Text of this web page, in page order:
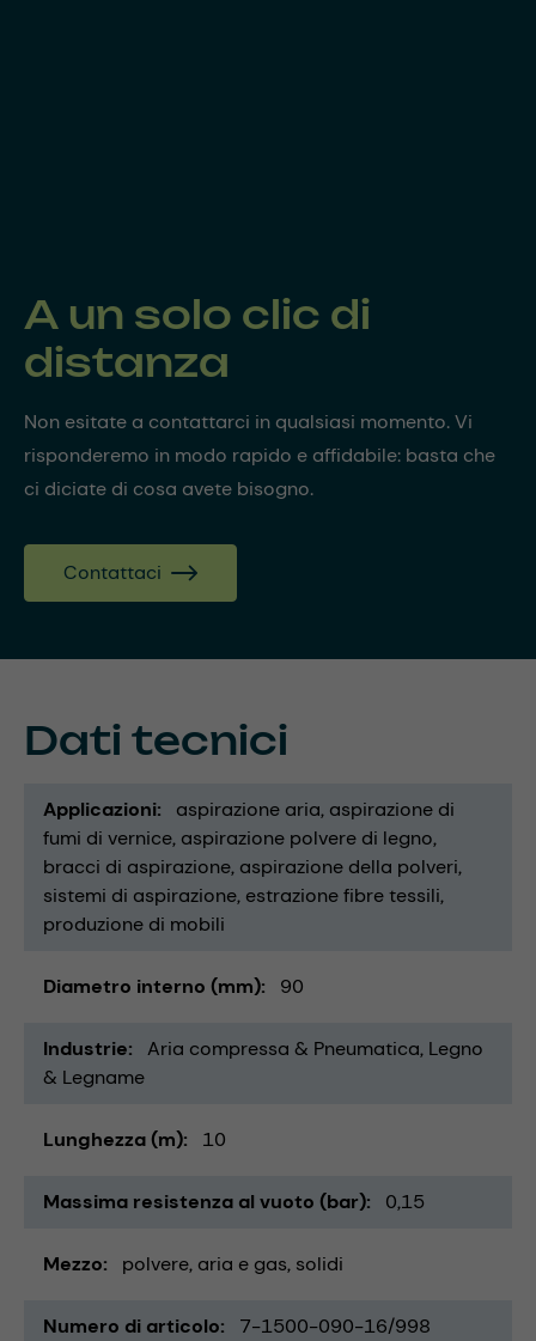
A un solo clic di
distanza
Non esitate a contattarci in qualsiasi momento. Vi
risponderemo in modo rapido e affidabile: basta che
ci diciate di cosa avete bisogno.
Contattaci
Dati tecnici
Applicazioni aspirazione aria aspirazione di
fumi di vernice aspirazione polvere di legno
bracci di aspirazione aspirazione della polveri
sistemi di aspirazione estrazione fibre tessili
produzione di mobili
Diametro interno (mm) 90
Industrie Aria compressa & Pneumatica Legno
& Legname
Lunghezza (m) 10
Massima resistenza al vuoto (bar) 0,15
Mezzo polvere aria e gas solidi
Numero di articolo 7-1500-090-16/998